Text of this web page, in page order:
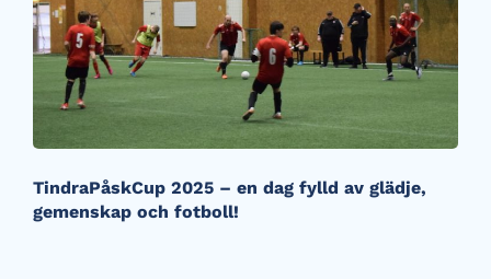
TindraPåskCup 2025 – en dag fylld av glädje,
gemenskap och fotboll!